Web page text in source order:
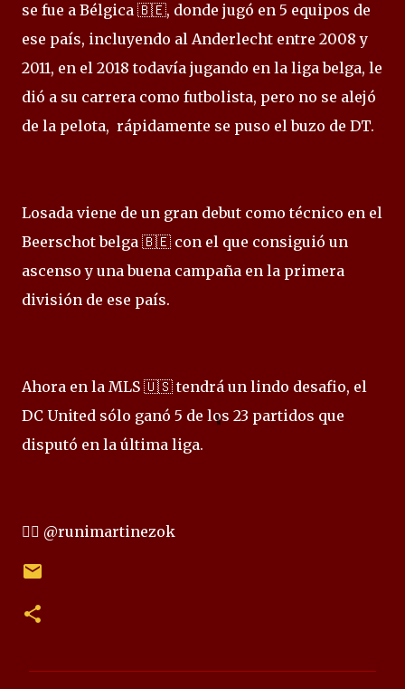
se fue a Bélgica 🇧🇪, donde jugó en 5 equipos de
ese país, incluyendo al Anderlecht entre 2008 y
2011, en el 2018 todavía jugando en la liga belga, le
dió a su carrera como futbolista, pero no se alejó
de la pelota, rápidamente se puso el buzo de DT.
Losada viene de un gran debut como técnico en el
Beerschot belga 🇧🇪 con el que consiguió un
ascenso y una buena campaña en la primera
división de ese país.
Ahora en la MLS 🇺🇸 tendrá un lindo desafio, el
DC United sólo ganó 5 de los 23 partidos que
disputó en la última liga.
✍🏻 @runimartinezok